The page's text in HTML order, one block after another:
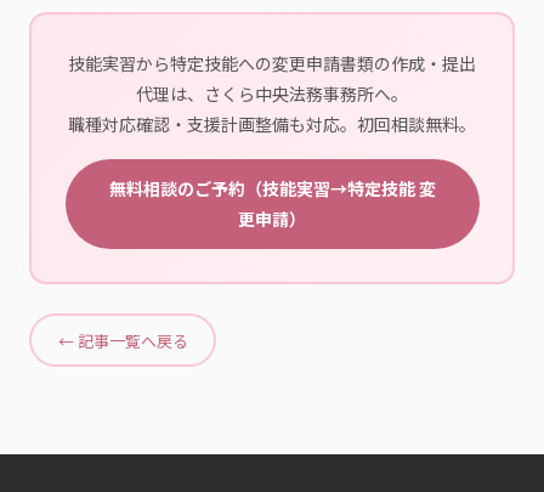
技能実習から特定技能への変更申請書類の作成・提出
代理は、さくら中央法務事務所へ。
職種対応確認・支援計画整備も対応。初回相談無料。
無料相談のご予約（技能実習→特定技能 変
更申請）
← 記事一覧へ戻る